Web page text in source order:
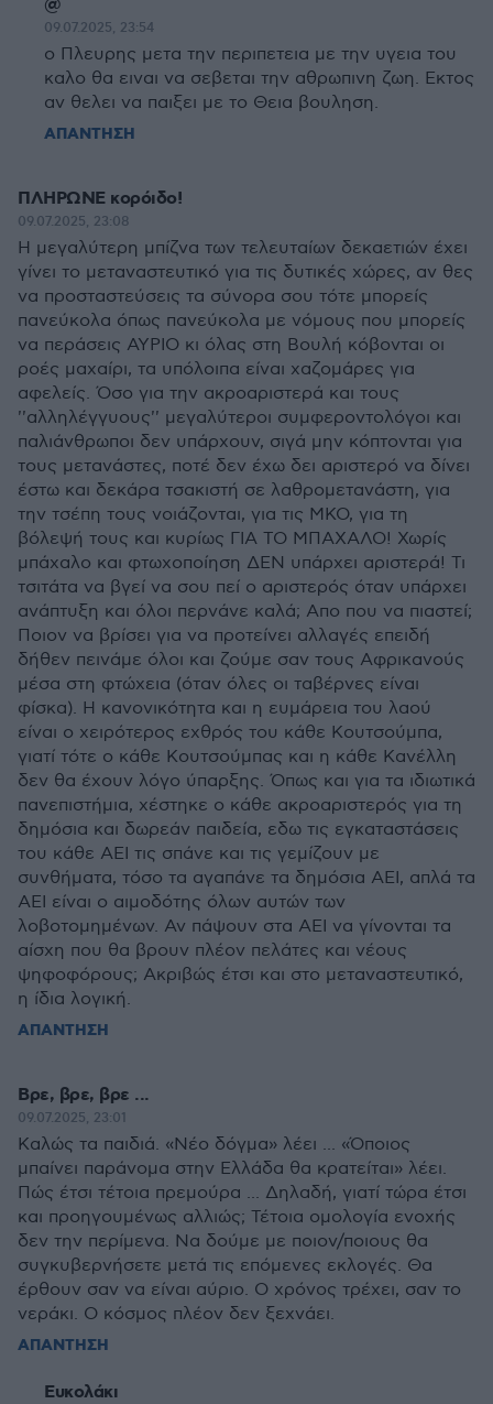
@
09.07.2025, 23:54
ο Πλευρης μετα την περιπετεια με την υγεια του
καλο θα ειναι να σεβεται την αθρωπινη ζωη. Εκτος
αν θελει να παιξει με το Θεια βουληση.
ΑΠΑΝΤΗΣΗ
ΠΛΗΡΩΝΕ κορόιδο!
09.07.2025, 23:08
Η μεγαλύτερη μπίζνα των τελευταίων δεκαετιών έχει
γίνει το μεταναστευτικό για τις δυτικές χώρες, αν θες
να προσταστεύσεις τα σύνορα σου τότε μπορείς
πανεύκολα όπως πανεύκολα με νόμους που μπορείς
να περάσεις ΑΥΡΙΟ κι όλας στη Βουλή κόβονται οι
ροές μαχαίρι, τα υπόλοιπα είναι χαζομάρες για
αφελείς. Όσο για την ακροαριστερά και τους
''αλληλέγγυους'' μεγαλύτεροι συμφεροντολόγοι και
παλιάνθρωποι δεν υπάρχουν, σιγά μην κόπτονται για
τους μετανάστες, ποτέ δεν έχω δει αριστερό να δίνει
έστω και δεκάρα τσακιστή σε λαθρομετανάστη, για
την τσέπη τους νοιάζονται, για τις ΜΚΟ, για τη
βόλεψή τους και κυρίως ΓΙΑ ΤΟ ΜΠΑΧΑΛΟ! Χωρίς
μπάχαλο και φτωχοποίηση ΔΕΝ υπάρχει αριστερά! Τι
τσιτάτα να βγεί να σου πεί ο αριστερός όταν υπάρχει
ανάπτυξη και όλοι περνάνε καλά; Απο που να πιαστεί;
Ποιον να βρίσει για να προτείνει αλλαγές επειδή
δήθεν πεινάμε όλοι και ζούμε σαν τους Αφρικανούς
μέσα στη φτώχεια (όταν όλες οι ταβέρνες είναι
φίσκα). Η κανονικότητα και η ευμάρεια του λαού
είναι ο χειρότερος εχθρός του κάθε Κουτσούμπα,
γιατί τότε ο κάθε Κουτσούμπας και η κάθε Κανέλλη
δεν θα έχουν λόγο ύπαρξης. Όπως και για τα ιδιωτικά
πανεπιστήμια, χέστηκε ο κάθε ακροαριστερός για τη
δημόσια και δωρεάν παιδεία, εδω τις εγκαταστάσεις
του κάθε ΑΕΙ τις σπάνε και τις γεμίζουν με
συνθήματα, τόσο τα αγαπάνε τα δημόσια ΑΕΙ, απλά τα
ΑΕΙ είναι ο αιμοδότης όλων αυτών των
λοβοτομημένων. Αν πάψουν στα ΑΕΙ να γίνονται τα
αίσχη που θα βρουν πλέον πελάτες και νέους
ψηφοφόρους; Ακριβώς έτσι και στο μεταναστευτικό,
η ίδια λογική.
ΑΠΑΝΤΗΣΗ
Βρε, βρε, βρε ...
09.07.2025, 23:01
Καλώς τα παιδιά. «Νέο δόγμα» λέει ... «Όποιος
μπαίνει παράνομα στην Ελλάδα θα κρατείται» λέει.
Πώς έτσι τέτοια πρεμούρα ... Δηλαδή, γιατί τώρα έτσι
και προηγουμένως αλλιώς; Τέτοια ομολογία ενοχής
δεν την περίμενα. Να δούμε με ποιον/ποιους θα
συγκυβερνήσετε μετά τις επόμενες εκλογές. Θα
έρθουν σαν να είναι αύριο. Ο χρόνος τρέχει, σαν το
νεράκι. Ο κόσμος πλέον δεν ξεχνάει.
ΑΠΑΝΤΗΣΗ
Ευκολάκι